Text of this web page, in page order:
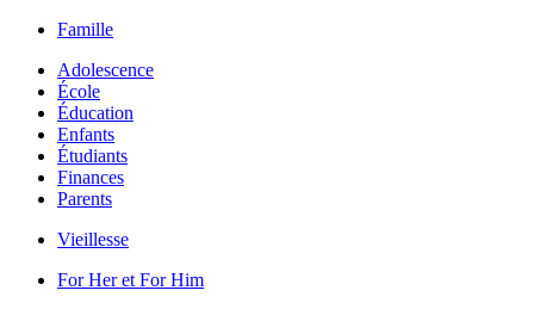
Famille
Adolescence
École
Éducation
Enfants
Étudiants
Finances
Parents
Vieillesse
For Her et For Him